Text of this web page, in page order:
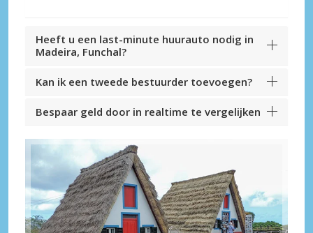
Heeft u een last-minute huurauto nodig in
Madeira, Funchal?
Kan ik een tweede bestuurder toevoegen?
Bespaar geld door in realtime te vergelijken